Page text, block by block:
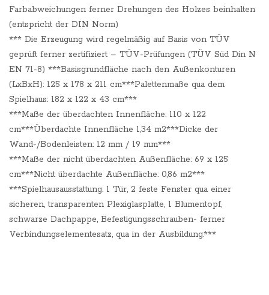
Farbabweichungen ferner Drehungen des Holzes beinhalten
(entspricht der DIN Norm)
*** Die Erzeugung wird regelmäßig auf Basis von TÜV
geprüft ferner zertifiziert – TÜV-Prüfungen (TÜV Süd Din N
EN 71-8) ***Basisgrundfläche nach den Außenkonturen
(LxBxH): 125 x 178 x 211 cm***Palettenmaße qua dem
Spielhaus: 182 x 122 x 43 cm***
***Maße der überdachten Innenfläche: 110 x 122
cm***Überdachte Innenfläche 1,34 m2***Dicke der
Wand-/Bodenleisten: 12 mm / 19 mm***
***Maße der nicht überdachten Außenfläche: 69 x 125
cm***Nicht überdachte Außenfläche: 0,86 m2***
***Spielhausausstattung: 1 Tür, 2 feste Fenster qua einer
sicheren, transparenten Plexiglasplatte, 1 Blumentopf,
schwarze Dachpappe, Befestigungsschrauben- ferner
Verbindungselementesatz, qua in der Ausbildung.***